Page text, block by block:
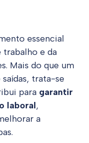
essencial
trabalho e da
Mais do que um
trata-se
para garantir
laboral,
a